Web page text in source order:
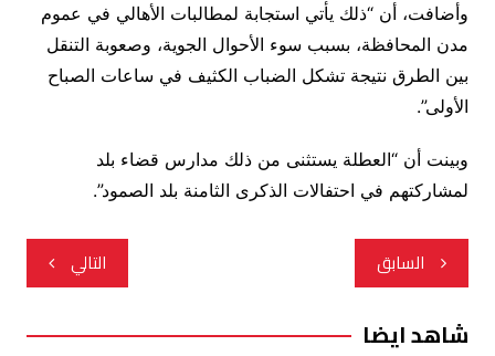
وأضافت، أن “ذلك يأتي استجابة لمطالبات الأهالي في عموم
مدن المحافظة، بسبب سوء الأحوال الجوية، وصعوبة التنقل
بين الطرق نتيجة تشكل الضباب الكثيف في ساعات الصباح
الأولى”.
وبينت أن “العطلة يستثنى من ذلك مدارس قضاء بلد
لمشاركتهم في احتفالات الذكرى الثامنة بلد الصمود”.
تصفّح
المقالات
السابق التالي
شاهد ايضا